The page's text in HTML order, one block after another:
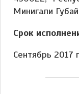
Минигали
Срок
Сентябрь 2017